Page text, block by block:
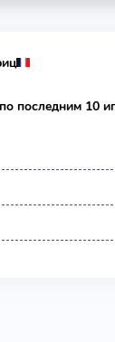
последним 10